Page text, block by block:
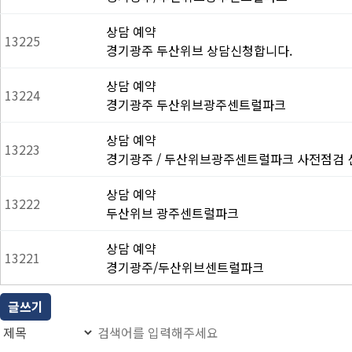
13225
상담 예약
경기광주 두산위브 상담신청합니다.
13224
상담 예약
경기광주 두산위브광주센트럴파크
13223
상담 예약
경기광주 / 두산위브광주센트럴파크 사전점검
13222
상담 예약
두산위브 광주센트럴파크
13221
상담 예약
경기광주/두산위브센트럴파크
글쓰기